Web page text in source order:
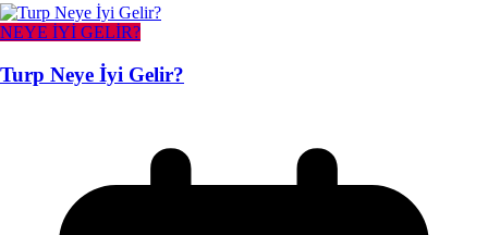
NEYE İYİ GELİR?
Turp Neye İyi Gelir?